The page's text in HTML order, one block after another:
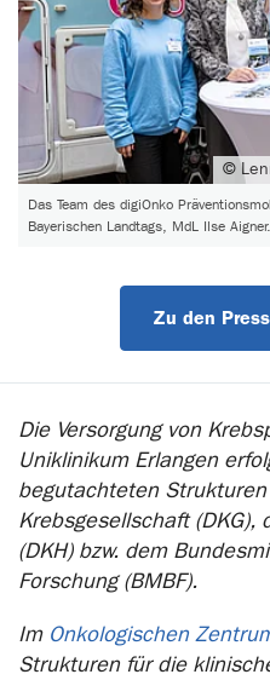
©
Das Team des digiOnko
Bayerischen Landtags, MdL Ilse Aigner.
Zu den
Die Versorgung von
Uniklinikum Erlangen
begutachteten
Krebsgesellschaft (DKG),
(DKH) bzw. dem
Forschung (BMBF).
Im Onkologischen
Strukturen für die